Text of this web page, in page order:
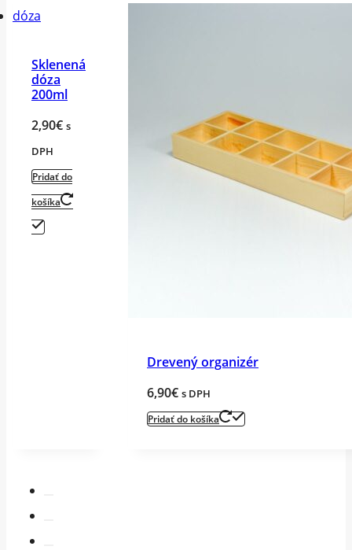
Sklenená
dóza
200ml
2,90€ s
DPH
Pridať do
košíka
Drevený organizér
6,90€ s DPH
Pridať do košíka